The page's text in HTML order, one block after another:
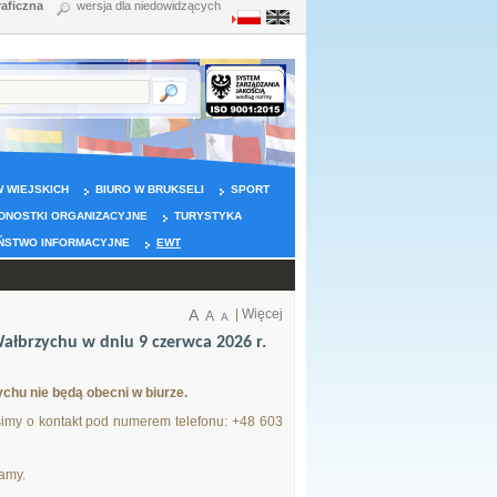
wersja dla niedowidzących
WIEJSKICH BIURO W BRUKSELI SPORT
ORGANIZACYJNE TURYSTYKA
INFORMACYJNE EWT
Więcej
A A A
w dniu 9 czerwca 2026 r.
nie będą obecni w biurze.
o kontakt pod numerem telefonu: +48 603